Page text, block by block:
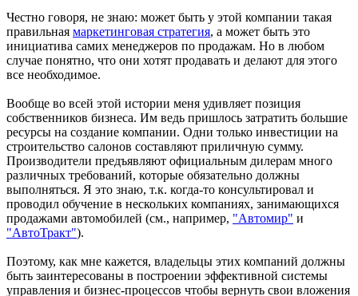
Честно говоря, не знаю: может быть у этой компании такая
правильная маркетинговая стратегия, а может быть это
инициатива самих менеджеров по продажам. Но в любом
случае понятно, что они хотят продавать и делают для этого
все необходимое.
Вообще во всей этой истории меня удивляет позиция
собственников бизнеса. Им ведь пришлось затратить большие
ресурсы на создание компании. Одни только инвестиции на
строительство салонов составляют приличную сумму.
Производители предъявляют официальным дилерам много
различных требований, которые обязательно должны
выполняться. Я это знаю, т.к. когда-то консультировал и
проводил обучение в нескольких компаниях, занимающихся
продажами автомобилей (см., например, "Автомир" и
"АвтоТракт").
Поэтому, как мне кажется, владельцы этих компаний должны
быть заинтересованы в построении эффективной системы
управления и бизнес-процессов чтобы вернуть свои вложения